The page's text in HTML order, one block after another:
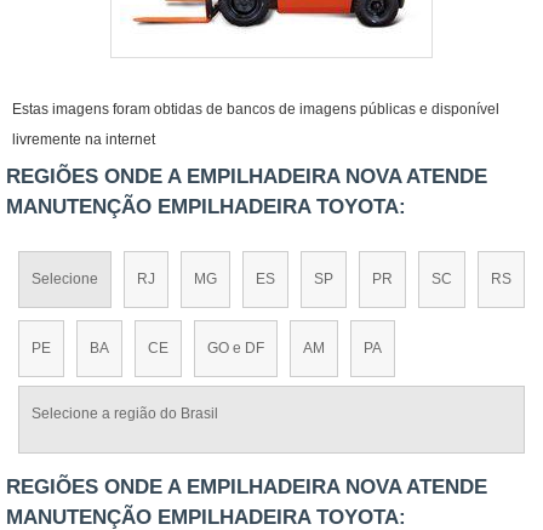
Estas imagens foram obtidas de bancos de imagens públicas e disponível
livremente na internet
REGIÕES ONDE A EMPILHADEIRA NOVA ATENDE
MANUTENÇÃO EMPILHADEIRA TOYOTA:
Selecione RJ MG ES SP PR SC RS
PE BA CE GO e DF AM PA
Selecione a região do Brasil
REGIÕES ONDE A EMPILHADEIRA NOVA ATENDE
MANUTENÇÃO EMPILHADEIRA TOYOTA: